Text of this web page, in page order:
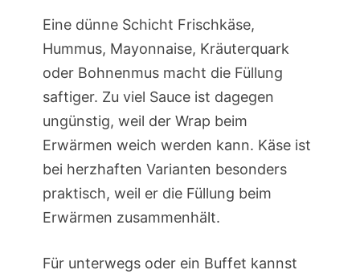
Eine dünne Schicht Frischkäse,
Hummus, Mayonnaise, Kräuterquark
oder Bohnenmus macht die Füllung
saftiger. Zu viel Sauce ist dagegen
ungünstig, weil der Wrap beim
Erwärmen weich werden kann. Käse ist
bei herzhaften Varianten besonders
praktisch, weil er die Füllung beim
Erwärmen zusammenhält.
Für unterwegs oder ein Buffet kannst